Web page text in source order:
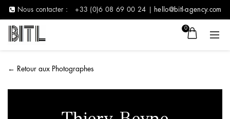
Nous contacter : +33 (0)6 08 69 00 24 | hello@bitl-agency.com
0
← Retour aux Photographes